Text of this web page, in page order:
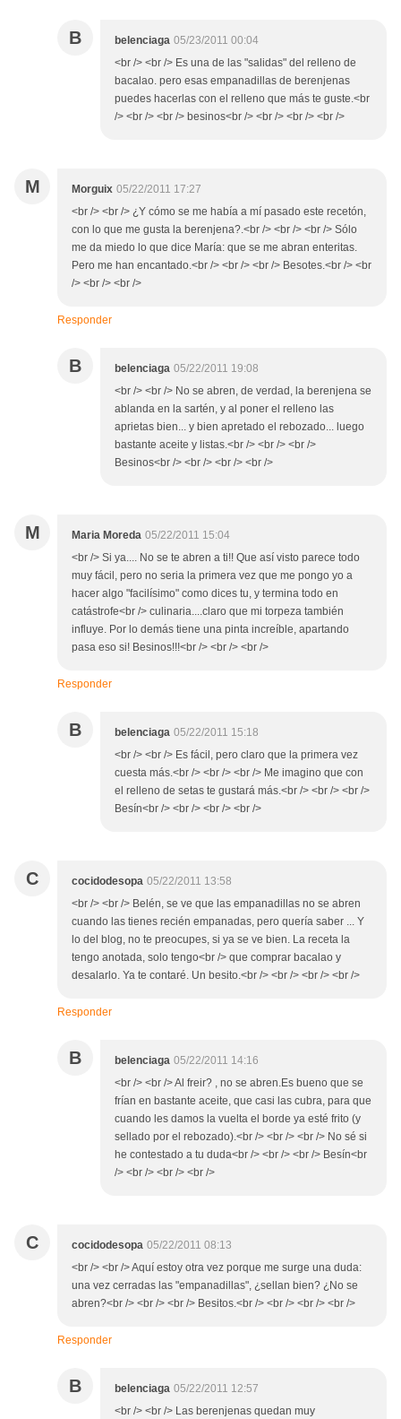
B belenciaga 05/23/2011 00:04
<br /> <br /> Es una de las "salidas" del relleno de
bacalao. pero esas empanadillas de berenjenas
puedes hacerlas con el relleno que más te guste.<br
/> <br /> <br /> besinos<br /> <br /> <br /> <br />
M Morguix 05/22/2011 17:27
<br /> <br /> ¿Y cómo se me había a mí pasado este recetón,
con lo que me gusta la berenjena?.<br /> <br /> <br /> Sólo
me da miedo lo que dice María: que se me abran enteritas.
Pero me han encantado.<br /> <br /> <br /> Besotes.<br /> <br
/> <br /> <br />
Responder
B belenciaga 05/22/2011 19:08
<br /> <br /> No se abren, de verdad, la berenjena se
ablanda en la sartén, y al poner el relleno las
aprietas bien... y bien apretado el rebozado... luego
bastante aceite y listas.<br /> <br /> <br />
Besinos<br /> <br /> <br /> <br />
M Maria Moreda 05/22/2011 15:04
<br /> Si ya.... No se te abren a ti!! Que así visto parece todo
muy fácil, pero no seria la primera vez que me pongo yo a
hacer algo "facilísimo" como dices tu, y termina todo en
catástrofe<br /> culinaria....claro que mi torpeza también
influye. Por lo demás tiene una pinta increíble, apartando
pasa eso si! Besinos!!!<br /> <br /> <br />
Responder
B belenciaga 05/22/2011 15:18
<br /> <br /> Es fácil, pero claro que la primera vez
cuesta más.<br /> <br /> <br /> Me imagino que con
el relleno de setas te gustará más.<br /> <br /> <br />
Besín<br /> <br /> <br /> <br />
C cocidodesopa 05/22/2011 13:58
<br /> <br /> Belén, se ve que las empanadillas no se abren
cuando las tienes recién empanadas, pero quería saber ... Y
lo del blog, no te preocupes, si ya se ve bien. La receta la
tengo anotada, solo tengo<br /> que comprar bacalao y
desalarlo. Ya te contaré. Un besito.<br /> <br /> <br /> <br />
Responder
B belenciaga 05/22/2011 14:16
<br /> <br /> Al freir? , no se abren.Es bueno que se
frían en bastante aceite, que casi las cubra, para que
cuando les damos la vuelta el borde ya esté frito (y
sellado por el rebozado).<br /> <br /> <br /> No sé si
he contestado a tu duda<br /> <br /> <br /> Besín<br
/> <br /> <br /> <br />
C cocidodesopa 05/22/2011 08:13
<br /> <br /> Aquí estoy otra vez porque me surge una duda:
una vez cerradas las "empanadillas", ¿sellan bien? ¿No se
abren?<br /> <br /> <br /> Besitos.<br /> <br /> <br /> <br />
Responder
B belenciaga 05/22/2011 12:57
<br /> <br /> Las berenjenas quedan muy